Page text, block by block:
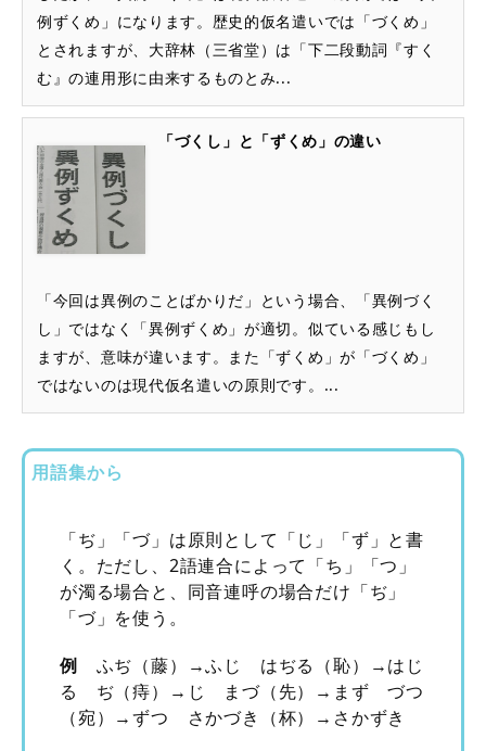
例ずくめ」になります。歴史的仮名遣いでは「づくめ」
とされますが、大辞林（三省堂）は「下二段動詞『すく
む』の連用形に由来するものとみ...
「づくし」と「ずくめ」の違い
「今回は異例のことばかりだ」という場合、「異例づく
し」ではなく「異例ずくめ」が適切。似ている感じもし
ますが、意味が違います。また「ずくめ」が「づくめ」
ではないのは現代仮名遣いの原則です。...
用語集から
「ぢ」「づ」は原則として「じ」「ず」と書
く。ただし、2語連合によって「ち」「つ」
が濁る場合と、同音連呼の場合だけ「ぢ」
「づ」を使う。
例 ふぢ（藤）→ふじ はぢる（恥）→はじ
る ぢ（痔）→じ まづ（先）→まず づつ
（宛）→ずつ さかづき（杯）→さかずき